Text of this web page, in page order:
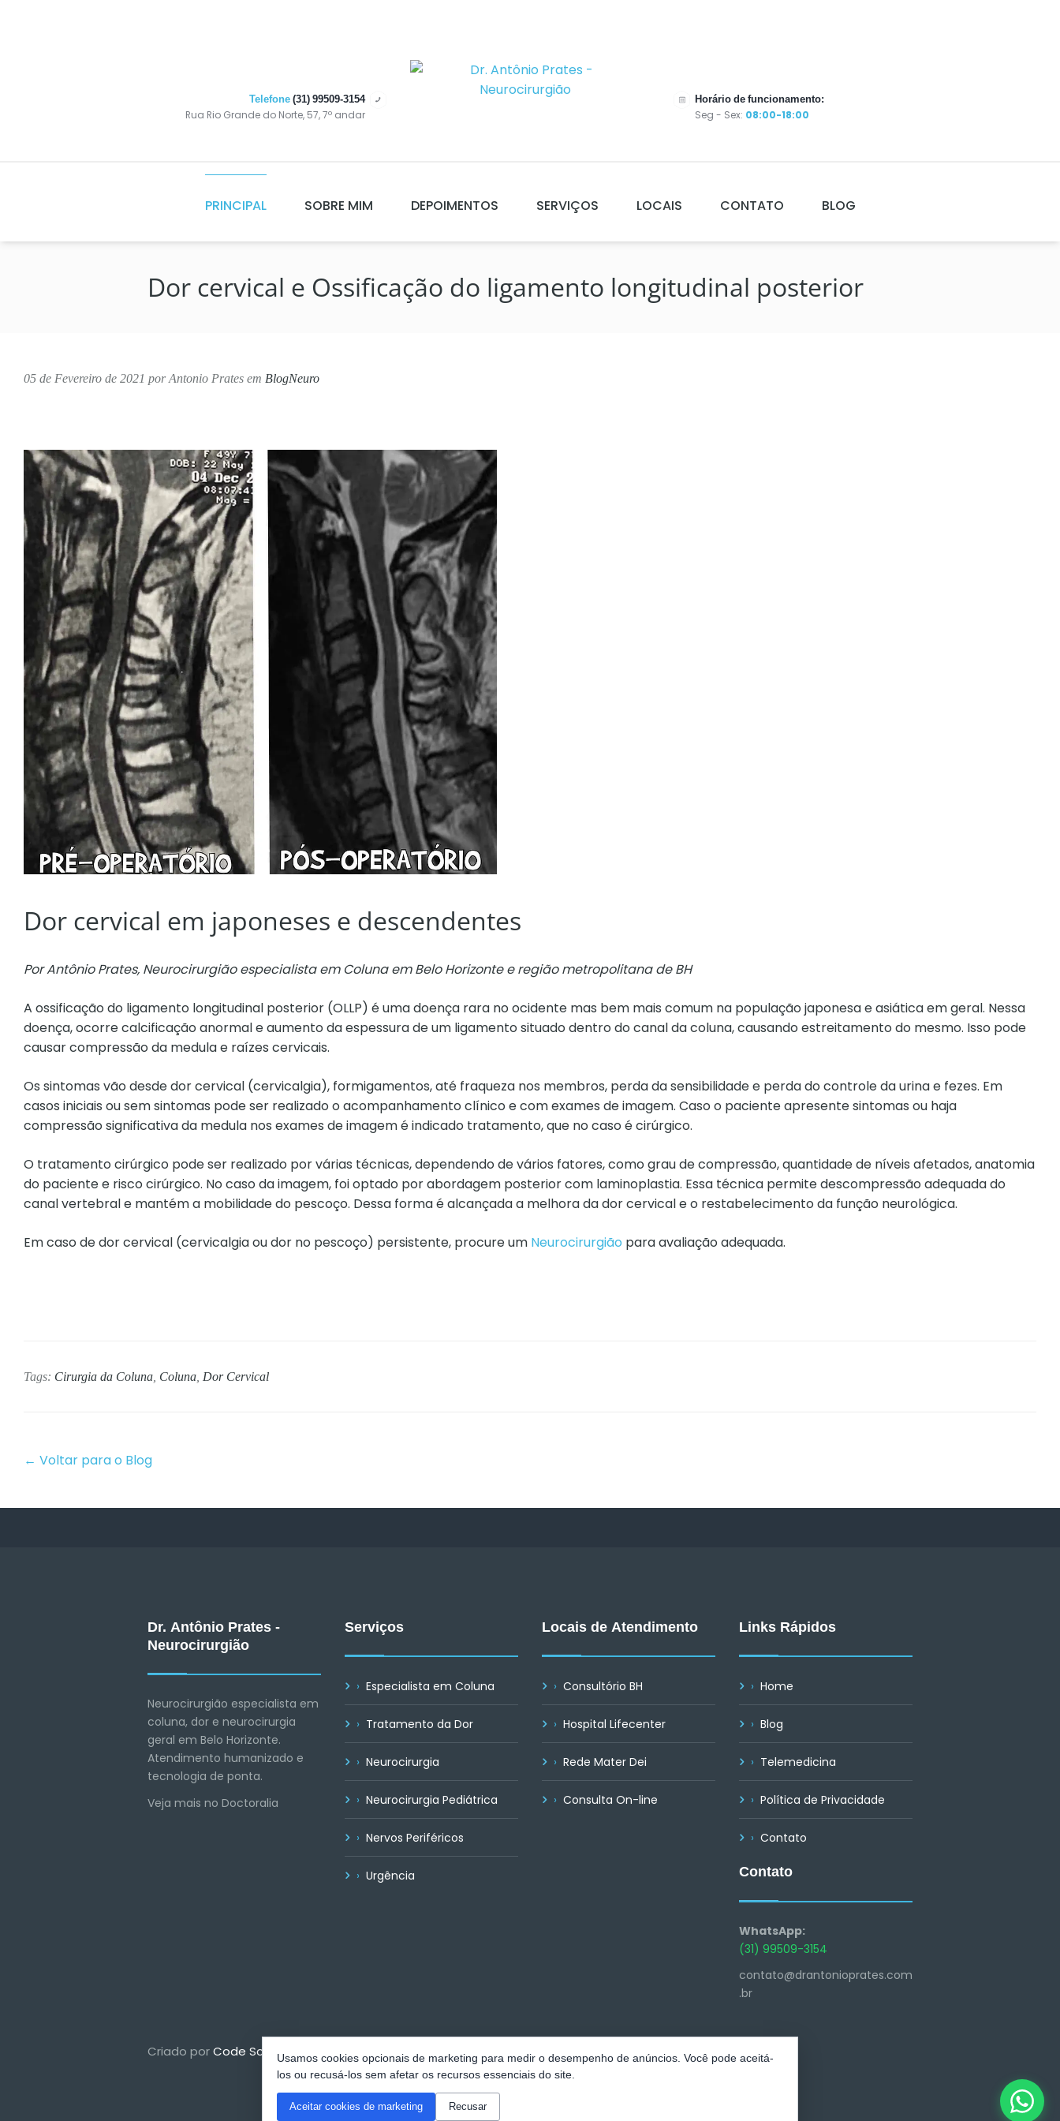
Usamos cookies opcionais de marketing para medir o desempenho de anúncios. Você pode aceitá-
los ou recusá-los sem afetar os recursos essenciais do site.
Aceitar cookies de marketing Recusar
Telefone(31) 99509-3154
Rua Rio Grande do Norte, 57, 7º andar
Horário de funcionamento:
Seg - Sex: 08:00-18:00
PRINCIPAL SOBRE MIM DEPOIMENTOS SERVIÇOS LOCAIS CONTATO BLOG
Dor cervical e Ossificação do ligamento longitudinal posterior
05 de Fevereiro de 2021 porAntonio Prates em BlogNeuro
Dor cervical em japoneses e descendentes
Por Antônio Prates, Neurocirurgião especialista em Coluna em Belo Horizonte e região metropolitana de BH
A ossificação do ligamento longitudinal posterior (OLLP) é uma doença rara no ocidente mas bem mais comum na população japonesa e asiática em geral. Nessa
doença, ocorre calcificação anormal e aumento da espessura de um ligamento situado dentro do canal da coluna, causando estreitamento do mesmo. Isso pode
causar compressão da medula e raízes cervicais.
Os sintomas vão desde dor cervical (cervicalgia), formigamentos, até fraqueza nos membros, perda da sensibilidade e perda do controle da urina e fezes. Em
casos iniciais ou sem sintomas pode ser realizado o acompanhamento clínico e com exames de imagem. Caso o paciente apresente sintomas ou haja
compressão significativa da medula nos exames de imagem é indicado tratamento, que no caso é cirúrgico.
O tratamento cirúrgico pode ser realizado por várias técnicas, dependendo de vários fatores, como grau de compressão, quantidade de níveis afetados, anatomia
do paciente e risco cirúrgico. No caso da imagem, foi optado por abordagem posterior com laminoplastia. Essa técnica permite descompressão adequada do
canal vertebral e mantém a mobilidade do pescoço. Dessa forma é alcançada a melhora da dor cervical e o restabelecimento da função neurológica.
Em caso de dor cervical (cervicalgia ou dor no pescoço) persistente, procure um Neurocirurgião para avaliação adequada.
Tags: Cirurgia da Coluna Coluna Dor Cervical
← Voltar para o Blog
Dr. Antônio Prates -
Neurocirurgião
Neurocirurgião especialista em
coluna, dor e neurocirurgia
geral em Belo Horizonte.
Atendimento humanizado e
tecnologia de ponta.
Veja mais no Doctoralia
Serviços
Especialista em Coluna
Tratamento da Dor
Neurocirurgia
Neurocirurgia Pediátrica
Nervos Periféricos
Urgência
Locais de Atendimento
Consultório BH
Hospital Lifecenter
Rede Mater Dei
Consulta On-line
Links Rápidos
Home
Blog
Telemedicina
Política de Privacidade
Contato
Contato
WhatsApp:
(31) 99509-3154
contato@drantonioprates.com
.br
Criado porCode Scripts